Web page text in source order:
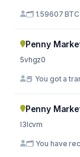
🗂 1.59607
Penny
5vhgz0
📕 You got a
Penny
l3lcvm
🗂 You have